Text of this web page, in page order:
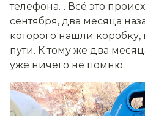
телефона… Всё это
сентября, два месяца
которого нашли
пути. К тому же два
уже ничего не помню.